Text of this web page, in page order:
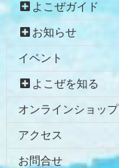
よこぜガイド
お知らせ
イベント
よこぜを知る
オンラインショップ
アクセス
お問合せ